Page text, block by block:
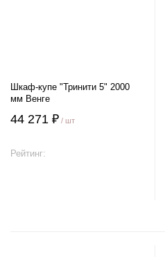
Шкаф-купе "Тринити 5" 2000
мм Венге
44 271 ₽ / шт
Рейтинг: